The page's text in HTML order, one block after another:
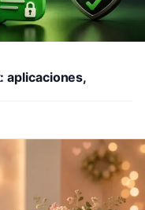
aplicaciones,